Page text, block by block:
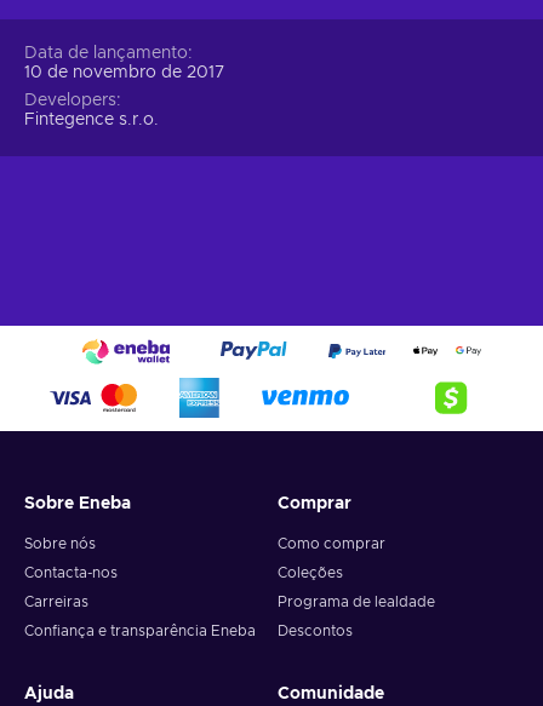
Data de lançamento
10 de novembro de 2017
Developers
Fintegence s.r.o.
Sobre Eneba
Sobre nós
Contacta-nos
Carreiras
Confiança e transparência Eneba
Comprar
Como comprar
Coleções
Programa de lealdade
Descontos
Ajuda Comunidade